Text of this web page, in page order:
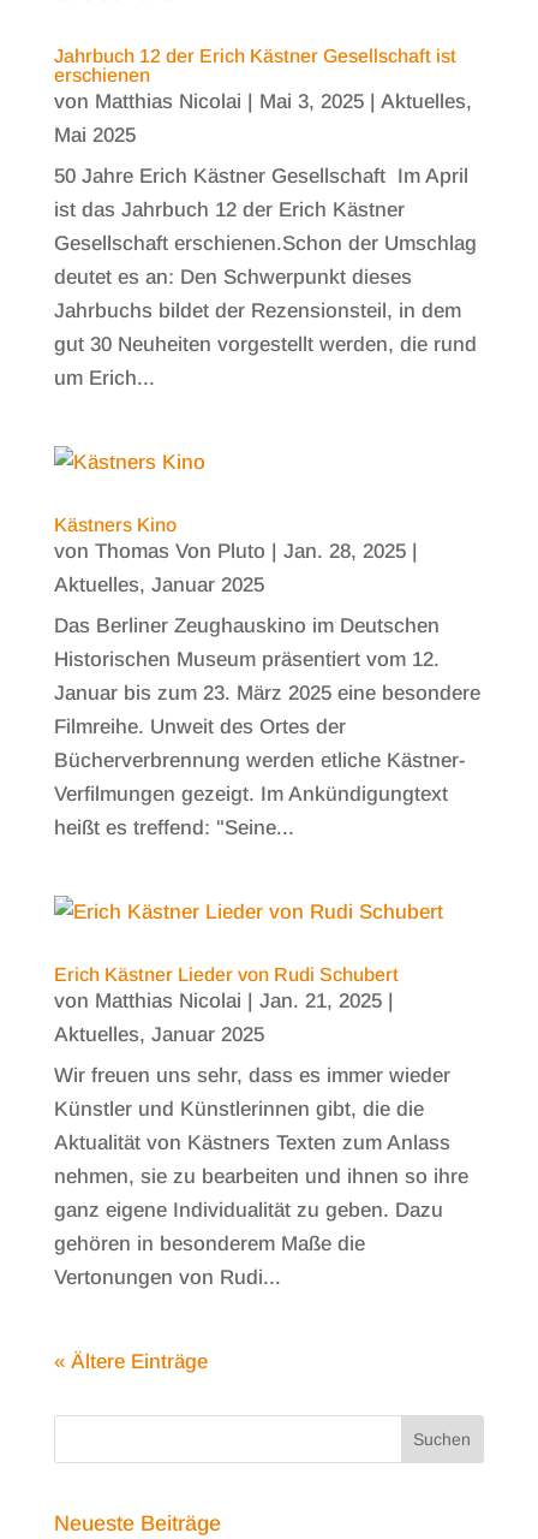
Jahrbuch 12 der Erich Kästner Gesellschaft ist
erschienen
von Matthias Nicolai | Mai 3, 2025| Aktuelles,
Mai 2025
50 Jahre Erich Kästner Gesellschaft Im April
ist das Jahrbuch 12 der Erich Kästner
Gesellschaft erschienen.Schon der Umschlag
deutet es an: Den Schwerpunkt dieses
Jahrbuchs bildet der Rezensionsteil, in dem
gut 30 Neuheiten vorgestellt werden, die rund
um Erich...
Kästners Kino
von Thomas Von Pluto | Jan. 28, 2025|
Aktuelles, Januar 2025
Das Berliner Zeughauskino im Deutschen
Historischen Museum präsentiert vom 12.
Januar bis zum 23. März 2025 eine besondere
Filmreihe. Unweit des Ortes der
Bücherverbrennung werden etliche Kästner-
Verfilmungen gezeigt. Im Ankündigungtext
heißt es treffend: "Seine...
Erich Kästner Lieder von Rudi Schubert
von Matthias Nicolai | Jan. 21, 2025|
Aktuelles, Januar 2025
Wir freuen uns sehr, dass es immer wieder
Künstler und Künstlerinnen gibt, die die
Aktualität von Kästners Texten zum Anlass
nehmen, sie zu bearbeiten und ihnen so ihre
ganz eigene Individualität zu geben. Dazu
gehören in besonderem Maße die
Vertonungen von Rudi...
« Ältere Einträge
Neueste Beiträge